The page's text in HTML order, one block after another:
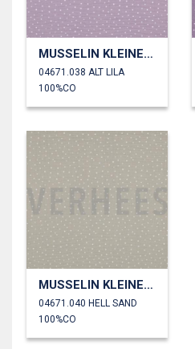
MUSSELIN KLEINE PUNKTE
04671.038 ALT LILA
100%CO
MUSSELIN KLEINE PUNKTE
04671.040 HELL SAND
100%CO